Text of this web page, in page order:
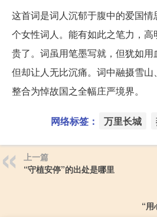
这首词是词人沉郁于腹中的爱国
个女性词人。能有如此之笔力，
贵了。词虽用笔墨写就，但犹如用
但却让人无比沉痛。词中融摄雪山
整合为悼故国之全幅庄严境界。
网络标签： 万里长城
上一篇
“守植安停”的出处是哪里
“用